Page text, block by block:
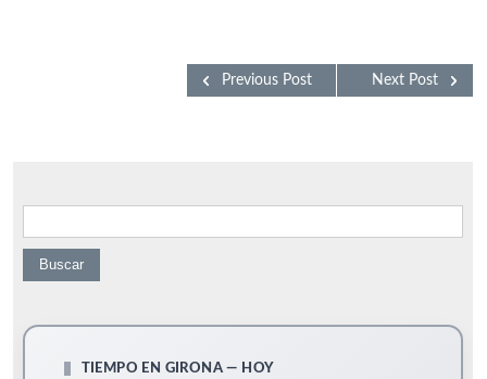
Next Post
Previous Post
Buscar:
TIEMPO EN GIRONA — HOY